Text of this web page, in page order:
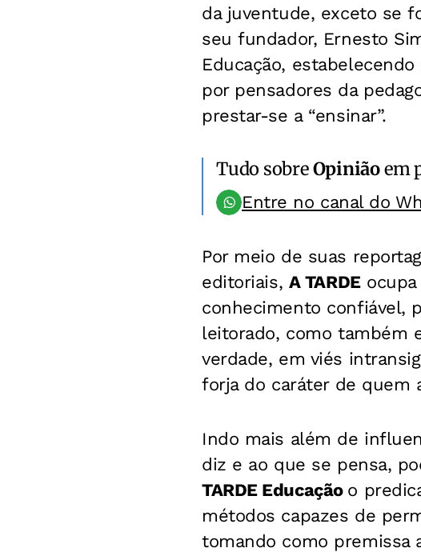
da juventude, exceto se
seu fundador, Ernesto
Educação,
por pensadores da
prestar-se a “ensinar”.
Tudo sobreOpiniãoem
Entre no canal do
Por meio de suas
editoriais, A TARDEocupa
conhecimento confiável,
leitorado, como também
verdade, em viés
forja do caráter de quem
Indo mais além de
diz e ao que se pensa,
TARDE Educação o
métodos capazes de
tomando como premissa